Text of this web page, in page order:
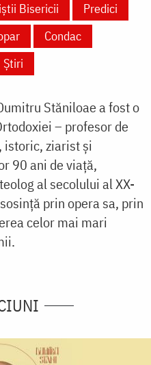
Bisericii
Predici
Condac
Știri
Stăniloae a fost o
– profesor de
ziarist şi
90 ani de viață,
al secolului al XX-
prin opera sa, prin
celor mai mari